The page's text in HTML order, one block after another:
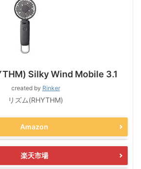
Silky Wind Mobile 3.1
created by Rinker
リズム(RHYTHM)
Amazon
楽天市場